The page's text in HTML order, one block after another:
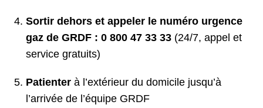
Sortir dehors et appeler le numéro urgence
gaz de GRDF : 0 800 47 33 33 (24/7, appel et
service gratuits)
Patienter à l’extérieur du domicile jusqu’à
l’arrivée de l’équipe GRDF